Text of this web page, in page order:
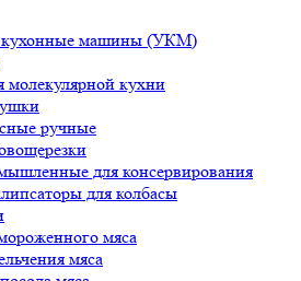
кухонные машины (УКМ)
молекулярной кухни
ручные
для консервирования
для колбасы
мяса
мяса